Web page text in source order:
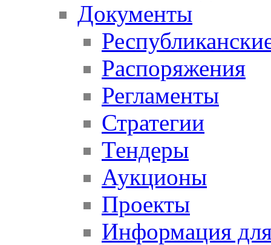
Документы
Распоряжения
Регламенты
Стратегии
Тендеры
Аукционы
Проекты
Информация